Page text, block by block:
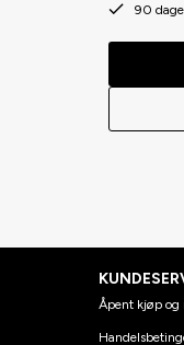
90
Åpent kjøp og